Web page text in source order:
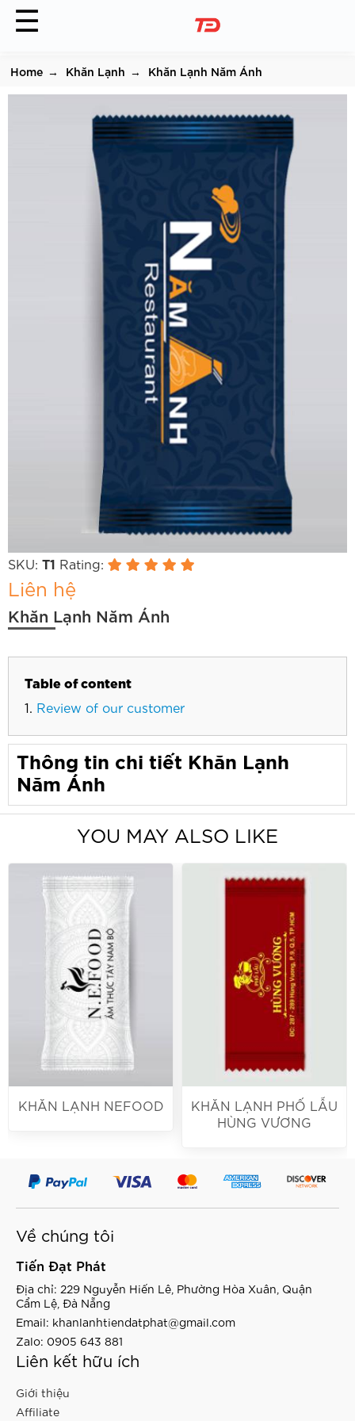
☰
Home Khăn Lạnh Khăn Lạnh Năm Ánh
Khăn Lạnh Năm Ánh
SKU: T1 Rating:
Liên hệ
Table of content
Review of our customer
Thông tin chi tiết Khăn Lạnh
Năm Ánh
YOU MAY ALSO LIKE
KHĂN LẠNH NEFOOD
KHĂN LẠNH PHỐ LẪU
HÙNG VƯƠNG
Về chúng tôi
Tiến Đạt Phát
Địa chỉ: 229 Nguyễn Hiến Lê, Phường Hòa Xuân, Quận
Cẩm Lệ, Đà Nẵng
Email: khanlanhtiendatphat@gmail.com
Zalo: 0905 643 881
Liên kết hữu ích
Giới thiệu
Affiliate